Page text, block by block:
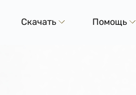
Скачать Помощь